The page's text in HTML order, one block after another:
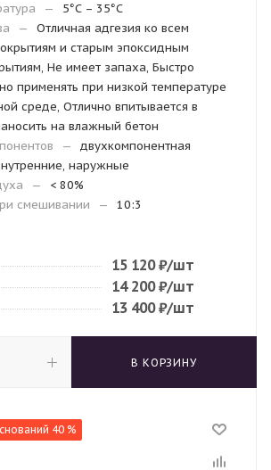
—
5°C – 35°C
—
Отличная адгезия ко всем
и старым эпоксидным
Не имеет запаха, Быстро
применять при низкой температуре
среде, Отлично впитывается в
на влажный бетон
—
двухкомпонентная
наружные
—
< 80%
смешивании
— 10:3
15 120₽/шт
14 200₽/шт
13 400₽/шт
В КОРЗИНУ
40 %